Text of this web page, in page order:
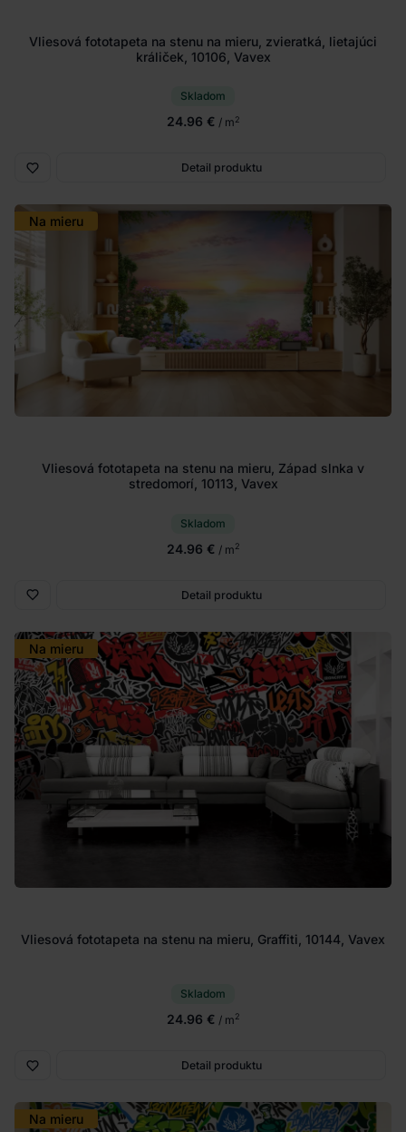
Vliesová fototapeta na stenu na mieru, zvieratká, lietajúci
králiček, 10106, Vavex
Skladom
24.96 € / m2
Detail produktu
Na mieru
Vliesová fototapeta na stenu na mieru, Západ slnka v
stredomorí, 10113, Vavex
Skladom
24.96 € / m2
Detail produktu
Na mieru
Vliesová fototapeta na stenu na mieru, Graffiti, 10144, Vavex
Skladom
24.96 € / m2
Detail produktu
Na mieru